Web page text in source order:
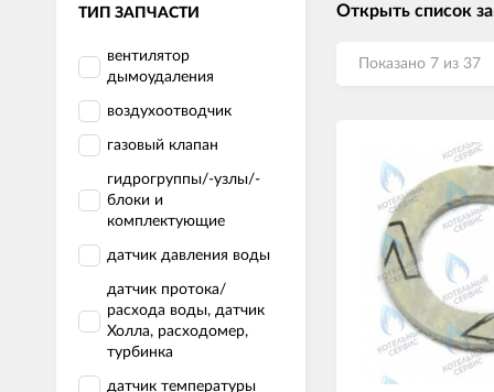
ТИП ЗАПЧАСТИ
вентилятор
дымоудаления
воздухоотводчик
газовый клапан
гидрогруппы/-узлы/-
блоки и
комплектующие
датчик давления воды
датчик протока/
расхода воды, датчик
Холла, расходомер,
турбинка
датчик температуры
Открыть список
Показано 7 из 37